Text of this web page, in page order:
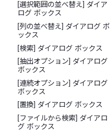
[選択範囲の並べ替え] ダイア
ログ ボックス
[列の並べ替え] ダイアログ ボ
ックス
[検索] ダイアログ ボックス
[抽出オプション] ダイアログ
ボックス
[連続オプション] ダイアログ
ボックス
[置換] ダイアログ ボックス
[ファイルから検索] ダイアロ
グ ボックス